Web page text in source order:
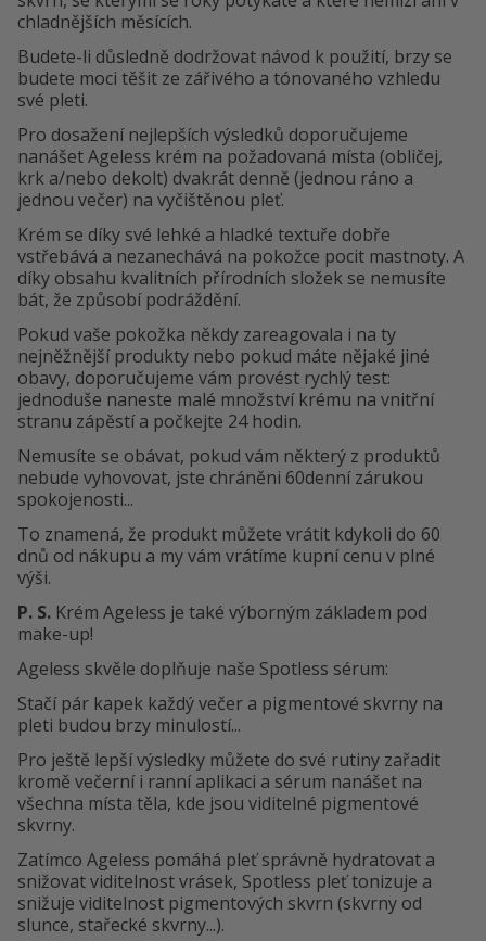
chladnějších měsících.
Budete-li důsledně dodržovat návod k použití, brzy se
budete moci těšit ze zářivého a tónovaného vzhledu
své pleti.
Pro dosažení nejlepších výsledků doporučujeme
nanášet Ageless krém na požadovaná místa (obličej,
krk a/nebo dekolt) dvakrát denně (jednou ráno a
jednou večer) na vyčištěnou pleť.
Krém se díky své lehké a hladké textuře dobře
vstřebává a nezanechává na pokožce pocit mastnoty. A
díky obsahu kvalitních přírodních složek se nemusíte
bát, že způsobí podráždění.
Pokud vaše pokožka někdy zareagovala i na ty
nejněžnější produkty nebo pokud máte nějaké jiné
obavy, doporučujeme vám provést rychlý test:
jednoduše naneste malé množství krému na vnitřní
stranu zápěstí a počkejte 24 hodin.
Nemusíte se obávat, pokud vám některý z produktů
nebude vyhovovat, jste chráněni 60denní zárukou
spokojenosti...
To znamená, že produkt můžete vrátit kdykoli do 60
dnů od nákupu a my vám vrátíme kupní cenu v plné
výši.
P. S. Krém Ageless je také výborným základem pod
make-up!
Ageless skvěle doplňuje naše Spotless sérum:
Stačí pár kapek každý večer a pigmentové skvrny na
pleti budou brzy minulostí...
Pro ještě lepší výsledky můžete do své rutiny zařadit
kromě večerní i ranní aplikaci a sérum nanášet na
všechna místa těla, kde jsou viditelné pigmentové
skvrny.
Zatímco Ageless pomáhá pleť správně hydratovat a
snižovat viditelnost vrásek, Spotless pleť tonizuje a
snižuje viditelnost pigmentových skvrn (skvrny od
slunce, stařecké skvrny...).